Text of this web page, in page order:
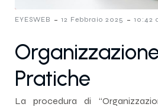
EYESWEB - 12 Febbraio 2025 - 10:42
Pratiche
La procedura di